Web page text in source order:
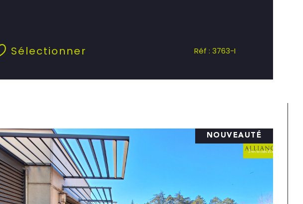
Sélectionner Réf : 3763-I
NOUVEAUTÉ